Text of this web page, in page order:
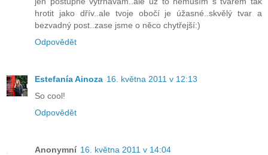
hrotit jako dřív..ale tvoje obočí je úžasné..skvělý tvar a
bezvadný post..zase jsme o něco chytřejší:)
Odpovědět
Estefanía Ainoza 16. května 2011 v 12:13
So cool!
Odpovědět
Anonymní 16. května 2011 v 14:04